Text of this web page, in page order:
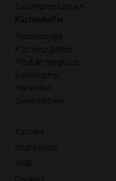
Ernährungsformen
Küchenhelfer
Promocodes
Küchenzubehör
Produkt-Vergleich
Kochbücher
Hersteller
Gewinnspiele
Karriere
Impressum
AGB